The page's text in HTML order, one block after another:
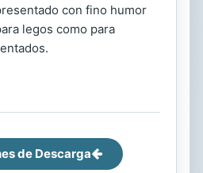
con fino humor
legos como para
de Descarga